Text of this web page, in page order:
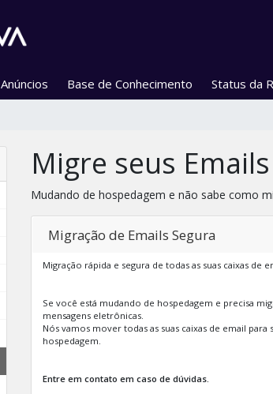
Anúncios Base de Conhecimento Status da
Migre seus
Mudando de hospedagem e não sabe como
Migração de Emails Segura
Migração rápida e segura de todas as suas caixas de
Se você está mudando de hospedagem e precisa
mensagens eletrônicas.
Nós vamos mover todas as suas caixas de email para
hospedagem.
Entre em contato em caso de dúvidas.